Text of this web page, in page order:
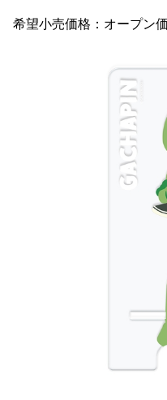
希望小売価格：オープン